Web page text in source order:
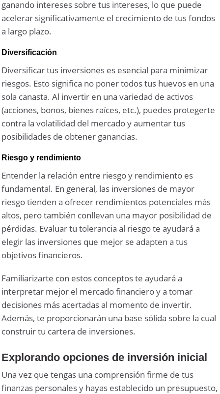
ganando intereses sobre tus intereses, lo que puede
acelerar significativamente el crecimiento de tus fondos
a largo plazo.
Diversificación
Diversificar tus inversiones es esencial para minimizar
riesgos. Esto significa no poner todos tus huevos en una
sola canasta. Al invertir en una variedad de activos
(acciones, bonos, bienes raíces, etc.), puedes protegerte
contra la volatilidad del mercado y aumentar tus
posibilidades de obtener ganancias.
Riesgo y rendimiento
Entender la relación entre riesgo y rendimiento es
fundamental. En general, las inversiones de mayor
riesgo tienden a ofrecer rendimientos potenciales más
altos, pero también conllevan una mayor posibilidad de
pérdidas. Evaluar tu tolerancia al riesgo te ayudará a
elegir las inversiones que mejor se adapten a tus
objetivos financieros.
Familiarizarte con estos conceptos te ayudará a
interpretar mejor el mercado financiero y a tomar
decisiones más acertadas al momento de invertir.
Además, te proporcionarán una base sólida sobre la cual
construir tu cartera de inversiones.
Explorando opciones de inversión inicial
Una vez que tengas una comprensión firme de tus
finanzas personales y hayas establecido un presupuesto,